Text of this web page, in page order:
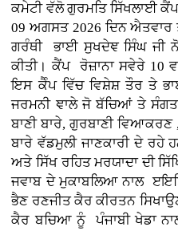
ਕਮੇਟੀ ਵੱਲੋ ਗੁਰਮਤਿ ਸਿੱਖਲਾਈ
09 ਅਗਸਤ 2026 ਦਿਨ
ਗਰੰਥੀ ਭਾਈ ਸੁਖਦੇਞ ਸਿੰਘ ਜੀ
ਕੀਤੀ। ਕੈਂਪ ਰੋਜ਼ਾਨਾ ਸਵੇਰੇ 10
ਇਸ ਕੈੰਪ ਵਿੱਚ ਵਿਸ਼ੇਸ਼ ਤੌਰ ਤੇ
ਜਰਮਨੀ ਞਾਲੇ ਜੋ ਬੱਚਿਆਂ ਤੇ
ਬਾਣੀ ਬਾਰੇ, ਗੁਰਬਾਣੀ ਵਿਆਕਰਣ
ਬਾਰੇ ਵੱਡਮੁਲੀ ਜਾਣਕਾਰੀ ਦੇ ਰਹੇ
ਅਤੇ ਸਿੱਖ ਰਹਿਤ ਮਰਯਾਦਾ ਦੀ
ਜਵਾਬ ਦੇ ਮੁਕਾਬਲਿਆ ਨਾਲ
ਭੈਣ ਰਣਜੀਤ ਕੈਰ ਕੀਰਤਨ
ਕੈਰ ਬਚਿਆ ਨੂੰ ਪੰਜਾਬੀ ਖੇਡਾ